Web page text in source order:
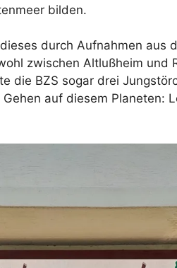
bilden.
durch Aufnahmen aus
zwischen Altlußheim und
die BZS sogar drei
Gehen auf diesem Planeten: